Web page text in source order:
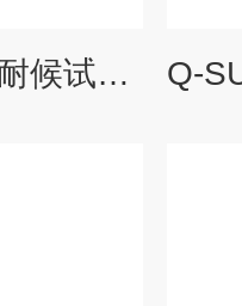
Q-SUN Xe-1 氙灯耐候试验箱 罗中科技